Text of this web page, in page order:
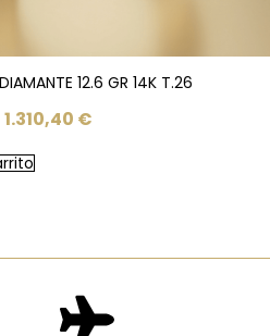
12.6 GR 14K T.26
1.310,40 €